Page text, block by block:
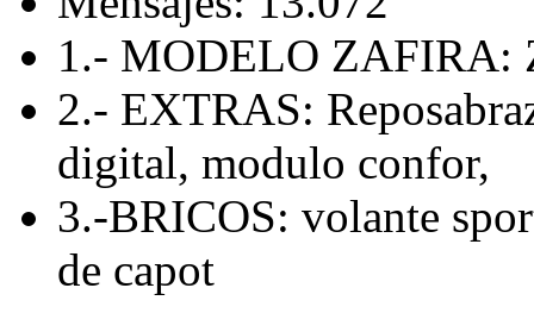
1.- MODELO ZAFIRA:
2.- EXTRAS:
digital, modulo confor,
3.-BRICOS: volante
de capot